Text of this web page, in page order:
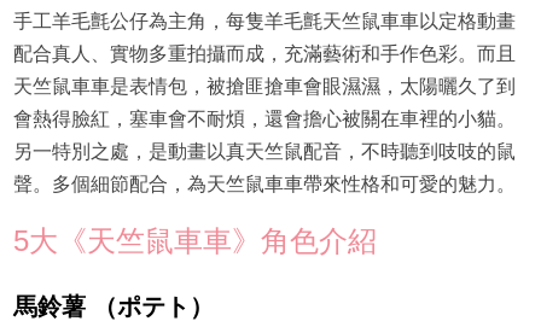
手工羊毛氈公仔為主角，每隻羊毛氈天竺鼠車車以定格動畫
配合真人、實物多重拍攝而成，充滿藝術和手作色彩。而且
天竺鼠車車是表情包，被搶匪搶車會眼濕濕，太陽曬久了到
會熱得臉紅，塞車會不耐煩，還會擔心被關在車裡的小貓。
另一特別之處，是動畫以真天竺鼠配音，不時聽到吱吱的鼠
聲。多個細節配合，為天竺鼠車車帶來性格和可愛的魅力。
5大《天竺鼠車車》角色介紹
馬鈴薯 （ポテト ）